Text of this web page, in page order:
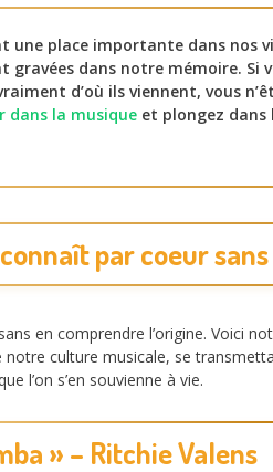
une place importante dans nos
gravées dans notre mémoire. Si
d’où ils viennent, vous
dans la musique et plongez dans
connaît par coeur
en comprendre l’origine. Voici
culture musicale, se
l’on s’en souvienne à vie.
» – Ritchie Valens